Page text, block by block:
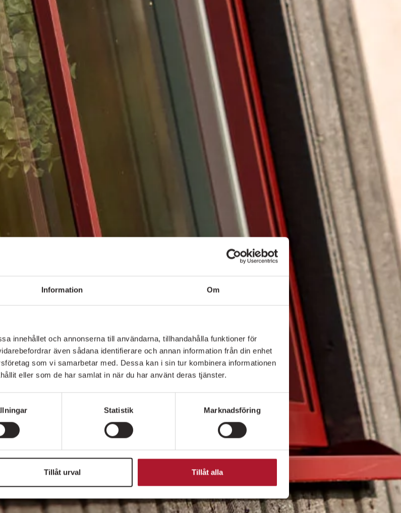
Information Om
innehållet och annonserna till användarna, tillhandahålla funktioner för
även sådana identifierare och annan information från din enhet
som vi samarbetar med. Dessa kan i sin tur kombinera informationen
eller som de har samlat in när du har använt deras tjänster.
Statistik Marknadsföring
Tillåt urval Tillåt alla